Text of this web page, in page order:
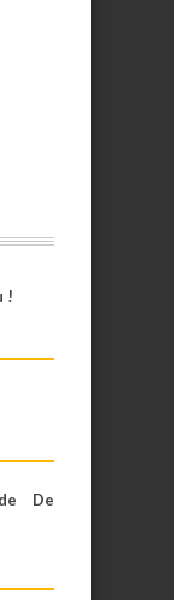
!
De